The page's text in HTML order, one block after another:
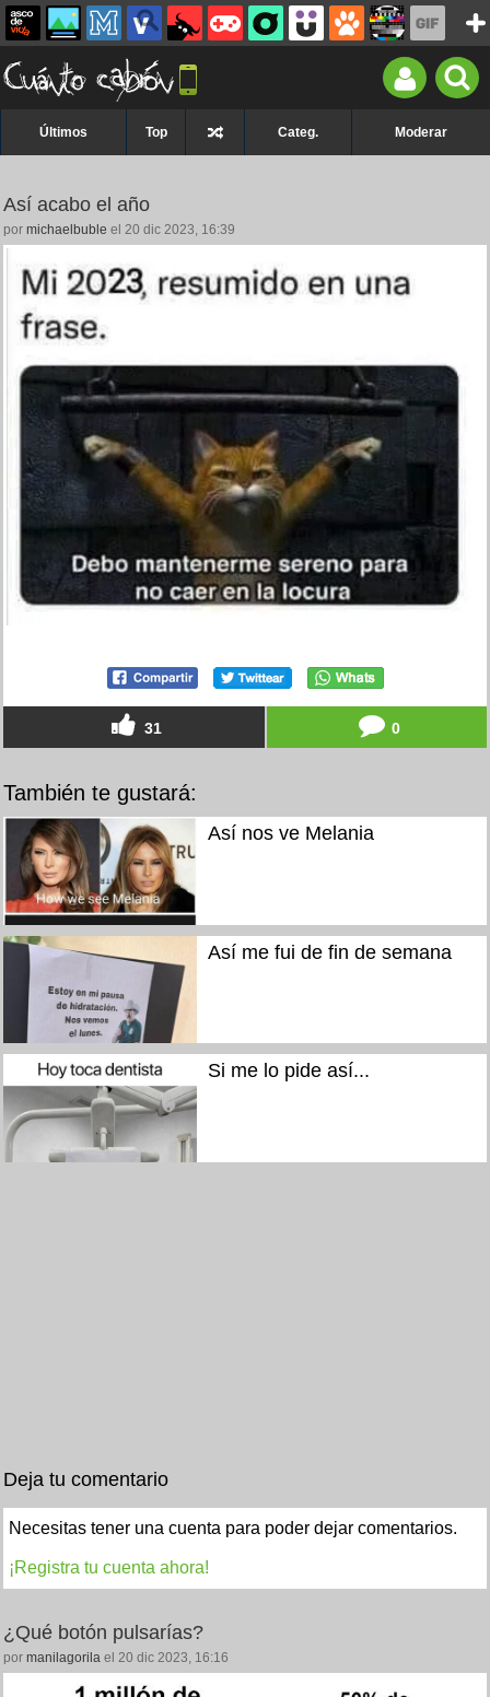
Últimos Top Categ. Moderar
Así acabo el año
por michaelbuble el 20 dic 2023, 16:39
31 0
También te gustará:
Así nos ve Melania
Así me fui de fin de semana
Si me lo pide así...
Deja tu comentario
Necesitas tener una cuenta para poder dejar comentarios.
¡Registra tu cuenta ahora!
¿Qué botón pulsarías?
por manilagorila el 20 dic 2023, 16:16